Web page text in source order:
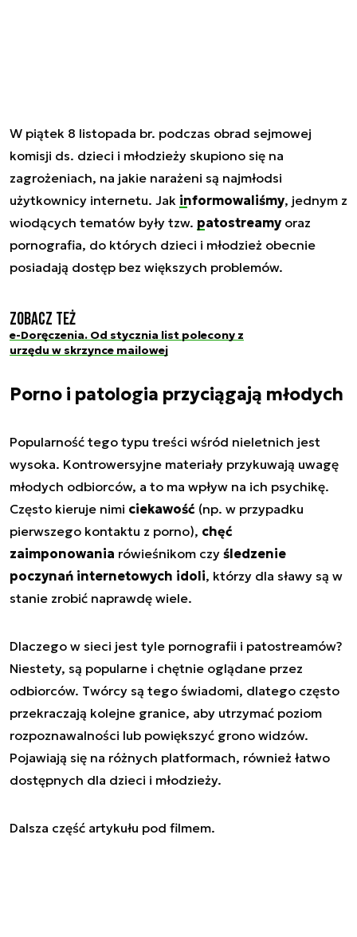
W piątek 8 listopada br. podczas obrad sejmowej
komisji ds. dzieci i młodzieży skupiono się na
zagrożeniach, na jakie narażeni są najmłodsi
użytkownicy internetu. Jak informowaliśmy, jednym z
wiodących tematów były tzw. patostreamyoraz
pornografia, do których dzieci i młodzież obecnie
posiadają dostęp bez większych problemów.
Zobacz też
e-Doręczenia. Od stycznia list polecony z
urzędu w skrzynce mailowej
Porno i patologia przyciągają młodych
Popularność tego typu treści wśród nieletnich jest
wysoka. Kontrowersyjne materiały przykuwają uwagę
młodych odbiorców, a to ma wpływ na ich psychikę.
Często kieruje nimi ciekawość (np. w przypadku
pierwszego kontaktu z porno), chęć
zaimponowania rówieśnikom czy śledzenie
poczynań internetowych idoli, którzy dla sławy są w
stanie zrobić naprawdę wiele.
Dlaczego w sieci jest tyle pornografii i patostreamów?
Niestety, są popularne i chętnie oglądane przez
odbiorców. Twórcy są tego świadomi, dlatego często
przekraczają kolejne granice, aby utrzymać poziom
rozpoznawalności lub powiększyć grono widzów.
Pojawiają się na różnych platformach, również łatwo
dostępnych dla dzieci i młodzieży.
Dalsza część artykułu pod filmem.